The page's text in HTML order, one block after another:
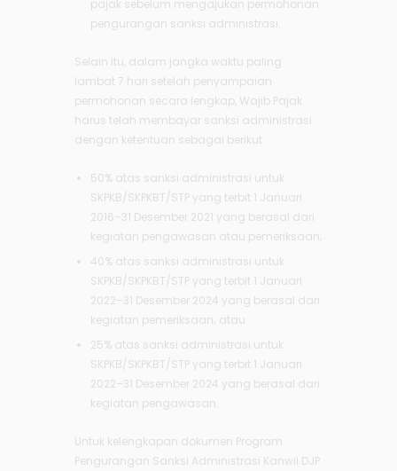
pajak sebelum mengajukan permohonan
pengurangan sanksi administrasi.
Selain itu, dalam jangka waktu paling
lambat 7 hari setelah penyampaian
permohonan secara lengkap, Wajib Pajak
harus telah membayar sanksi administrasi
dengan ketentuan sebagai berikut:
50% atas sanksi administrasi untuk
SKPKB/SKPKBT/STP yang terbit 1 Januari
2016–31 Desember 2021 yang berasal dari
kegiatan pengawasan atau pemeriksaan;
40% atas sanksi administrasi untuk
SKPKB/SKPKBT/STP yang terbit 1 Januari
2022–31 Desember 2024 yang berasal dari
kegiatan pemeriksaan; atau
25% atas sanksi administrasi untuk
SKPKB/SKPKBT/STP yang terbit 1 Januari
2022–31 Desember 2024 yang berasal dari
kegiatan pengawasan.
Untuk kelengkapan dokumen Program
Pengurangan Sanksi Administrasi Kanwil DJP